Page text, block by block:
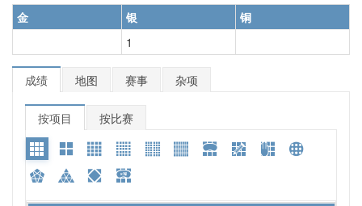
金 银
铜
1
成绩 地图 赛事 杂项
按项目 按比赛